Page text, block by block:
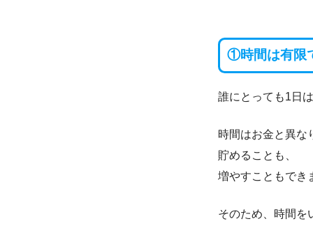
①時間は有限
誰にとっても1日
時間はお金と異な
貯めることも、
増やすこともでき
そのため、時間を